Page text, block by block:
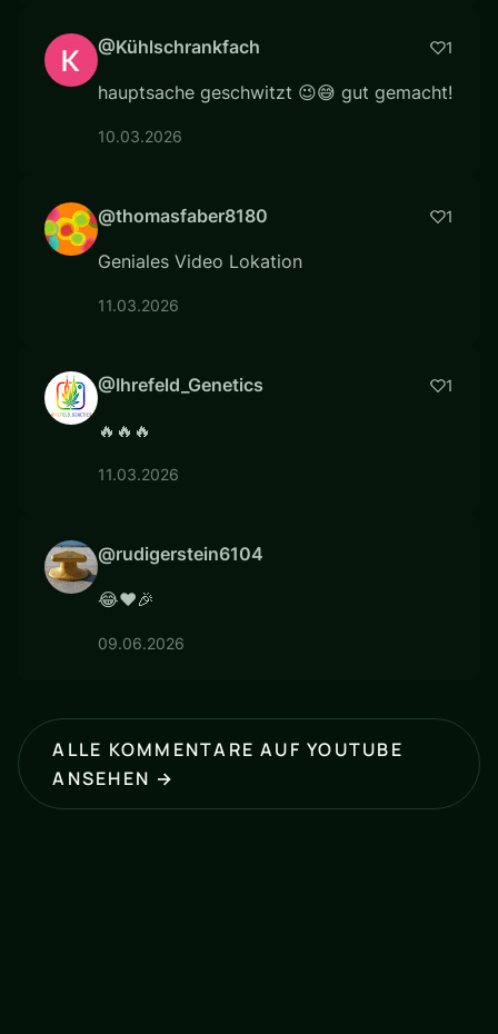
@Kühlschrankfach 1
hauptsache geschwitzt 😉😅 gut gemacht!
10.03.2026
@thomasfaber8180 1
Geniales Video Lokation
11.03.2026
@Ihrefeld_Genetics 1
🔥🔥🔥
11.03.2026
@rudigerstein6104
😂❤🎉
09.06.2026
ALLE KOMMENTARE AUF YOUTUBE
ANSEHEN →